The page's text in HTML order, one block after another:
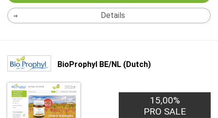
Details
BioProphyl BE/NL (Dutch)
15,00%
PRO SALE